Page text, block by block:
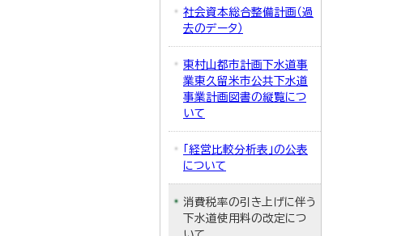
社会資本総合整備計画（過
去のデータ）
東村山都市計画下水道事
業東久留米市公共下水道
事業計画図書の縦覧につ
いて
「経営比較分析表」の公表
について
消費税率の引き上げに伴う
下水道使用料の改定につ